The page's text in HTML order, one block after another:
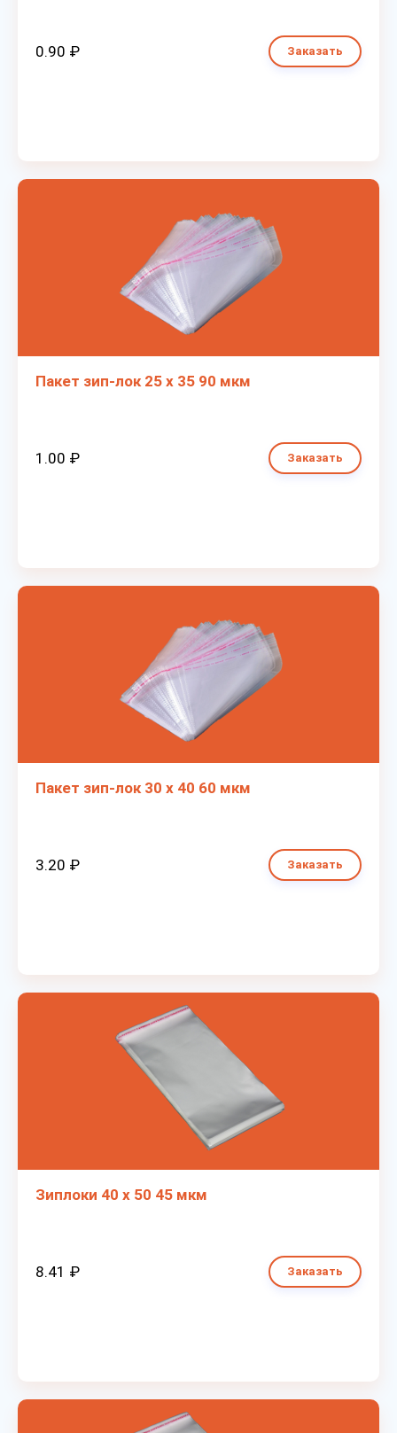
0.90 ₽ Заказать
Пакет зип-лок 25 х 35 90 мкм
1.00 ₽ Заказать
Пакет зип-лок 30 х 40 60 мкм
3.20 ₽ Заказать
Зиплоки 40 х 50 45 мкм
8.41 ₽ Заказать